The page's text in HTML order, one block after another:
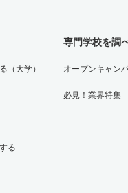
（大学）
る
専門学校を調
オープンキャン
必見！業界特集